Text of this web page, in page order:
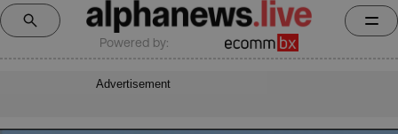
Powered by:
Advertisement